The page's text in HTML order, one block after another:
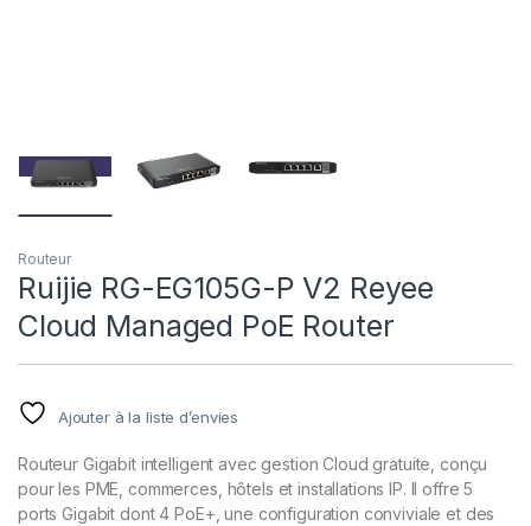
Routeur
Ruijie RG-EG105G-P V2 Reyee
Cloud Managed PoE Router
Ajouter à la liste d’envies
Routeur Gigabit intelligent avec gestion Cloud gratuite, conçu
pour les PME, commerces, hôtels et installations IP. Il offre 5
ports Gigabit dont 4 PoE+, une configuration conviviale et des